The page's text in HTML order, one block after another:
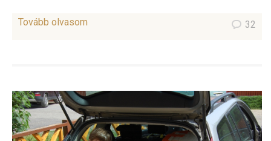
Tovább olvasom 32